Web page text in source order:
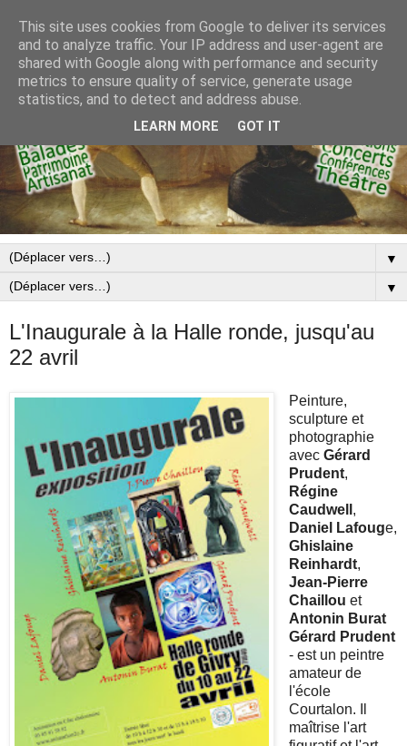
▼
▼
L'Inaugurale à la Halle ronde, jusqu'au
22 avril
Peinture,
sculpture et
photographie
avec Gérard
Prudent,
Régine
Caudwell ,
Daniel Lafouge,
Ghislaine
Reinhardt,
Jean-Pierre
Chaillou et
Antonin Burat
Gérard Prudent
- est un peintre
amateur de
l'école
Courtalon. Il
maîtrise l'art
This site uses cookies from Google to deliver its services
and to analyze traffic. Your IP address and user-agent are
shared with Google along with performance and security
metrics to ensure quality of service, generate usage
statistics, and to detect and address abuse.
LEARN MORE GOT IT